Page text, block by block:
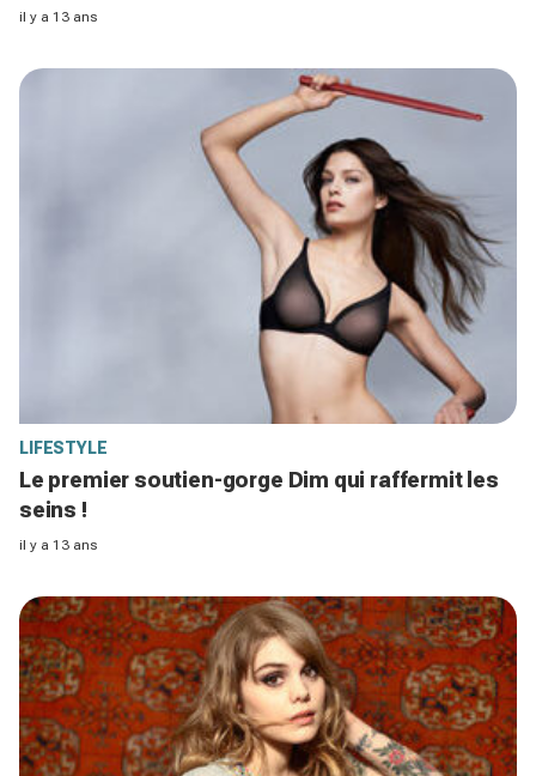
il y a 13 ans
LIFESTYLE
Le premier soutien-gorge Dim qui raffermit les
seins !
il y a 13 ans